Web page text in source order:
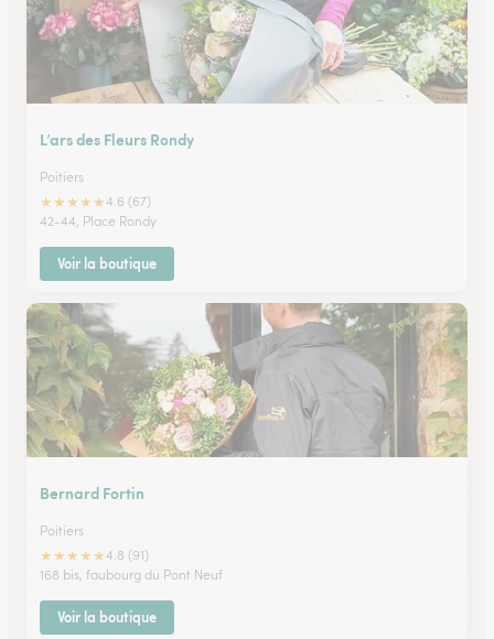
L’ars des Fleurs Rondy
Poitiers
★★★★★4.6 (67)
42-44, Place Rondy
Voir la boutique
Bernard Fortin
Poitiers
★★★★★4.8 (91)
168 bis, faubourg du Pont Neuf
Voir la boutique